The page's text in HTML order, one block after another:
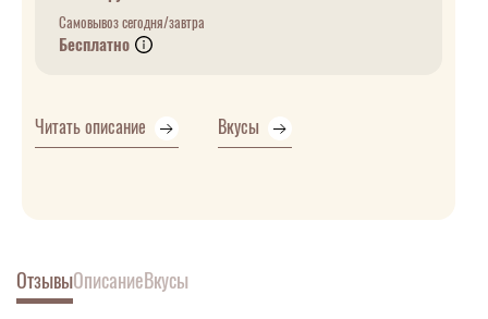
Самовывоз сегодня/завтра
Бесплатно
Читать описание Вкусы
ОтзывыОписаниеВкусы